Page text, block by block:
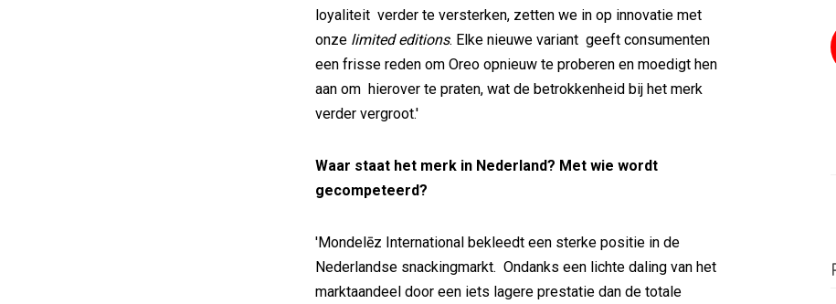
loyaliteit verder te versterken, zetten we in op innovatie met
onze limited editions. Elke nieuwe variant geeft consumenten
een frisse reden om Oreo opnieuw te proberen en moedigt hen
aan om hierover te praten, wat de betrokkenheid bij het merk
verder vergroot.'
Waar staat het merk in Nederland? Met wie wordt
gecompeteerd?
'Mondelēz International bekleedt een sterke positie in de
Nederlandse snackingmarkt. Ondanks een lichte daling van het
marktaandeel door een iets lagere prestatie dan de totale